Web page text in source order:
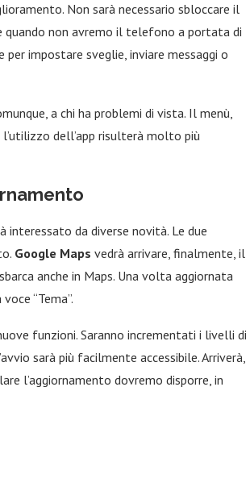
Non sarà necessario sbloccare il
quando non avremo il telefono a portata di
impostare sveglie, inviare messaggi o
a chi ha problemi di vista. Il menù,
dell’app risulterà molto più
da diverse novità. Le due
Google Maps vedrà arrivare, finalmente, il
anche in Maps. Una volta aggiornata
“Tema”.
funzioni. Saranno incrementati i livelli di
sarà più facilmente accessibile. Arriverà,
l’aggiornamento dovremo disporre, in